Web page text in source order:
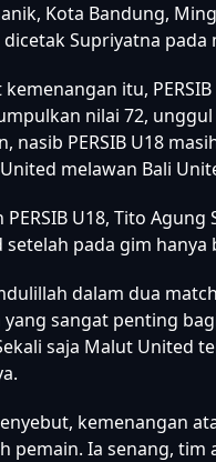
Kota Bandung,
Supriyatna pada
kemenangan itu,
nilai 72,
nasib PERSIB U18
melawan Bali
PERSIB U18, Tito
setelah pada gim
dalam dua
yang sangat penting
saja Malut United
kemenangan
pemain. Ia senang,